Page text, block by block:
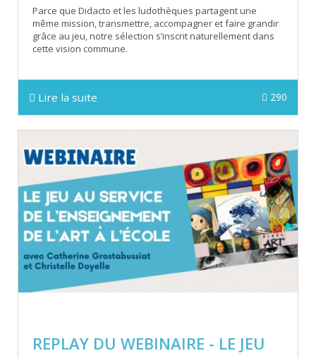
Parce que Didacto et les ludothèques partagent une
même mission, transmettre, accompagner et faire grandir
grâce au jeu, notre sélection s’inscrit naturellement dans
cette vision commune.
Lire la suite 290
REPLAY DU WEBINAIRE - LE JEU